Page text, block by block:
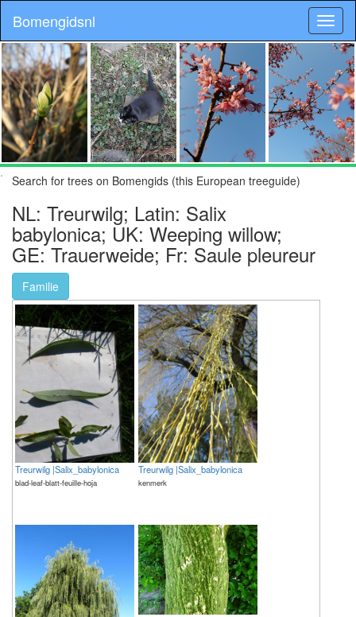
Bomengidsnl
.
Search for trees on Bomengids (this European treeguide)
NL: Treurwilg; Latin: Salix
babylonica; UK: Weeping willow;
GE: Trauerweide; Fr: Saule pleureur
Familie
Treurwilg |Salix_babylonica
blad-leaf-blatt-feuille-hoja
Treurwilg |Salix_babylonica
kenmerk